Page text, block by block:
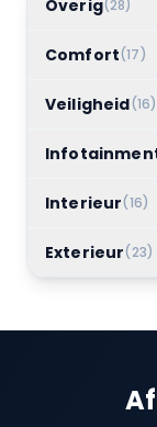
Overig(28)
Comfort(17)
Veiligheid(16)
Interieur(16)
Exterieur(23)